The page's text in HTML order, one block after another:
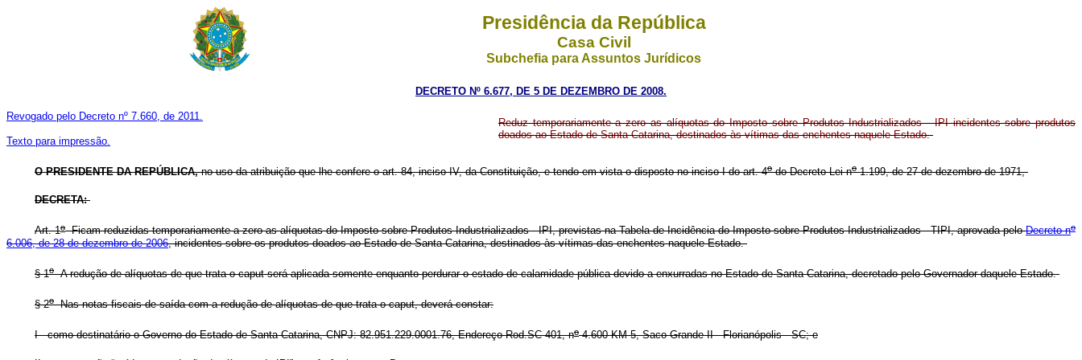
Presidência da República
Casa Civil
Subchefia para Assuntos Jurídicos
DECRETO Nº 6.677, DE 5 DE DEZEMBRO DE 2008.
Revogado pelo Decreto nº 7.660, de 2011.
Texto para impressão.
Reduz temporariamente a zero as alíquotas do Imposto sobre Produtos Industrializados - IPI incidentes sobre produtos
doados ao Estado de Santa Catarina, destinados às vítimas das enchentes naquele Estado.
O PRESIDENTE DA REPÚBLICA,no uso da atribuição que lhe confere o art. 84, inciso IV, da Constituição, e tendo em vista o disposto no inciso I do art. 4odo Decreto-Lei no1.199, de 27 de dezembro de 1971,
DECRETA:
Art. 1oFicam reduzidas temporariamente a zero as alíquotas do Imposto sobre Produtos Industrializados - IPI, previstas na Tabela de Incidência do Imposto sobre Produtos Industrializados - TIPI, aprovada peloDecreto no
6.006, de 28 de dezembro de 2006, incidentes sobre os produtos doados ao Estado de Santa Catarina, destinados às vítimas das enchentes naquele Estado.
§ 1oA redução de alíquotas de que trata o caput será aplicada somente enquanto perdurar o estado de calamidade pública devido a enxurradas no Estado de Santa Catarina, decretado pelo Governador daquele Estado.
§ 2oNas notas fiscais de saída com a redução de alíquotas de que trata o caput, deverá constar:
I - como destinatário o Governo do Estado de Santa Catarina, CNPJ: 82.951.229.0001.76, Endereço Rod.SC 401, no4.600 KM 5, Saco Grande II - Florianópolis - SC; e